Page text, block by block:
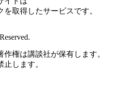
取得したサービスです。
権は講談社が保有します。
します。